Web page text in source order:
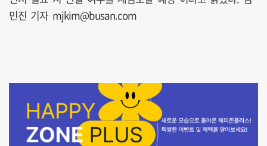
민진 기자 mjkim@busan.com